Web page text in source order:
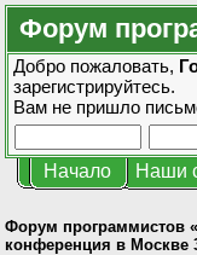
Форум
Добро пожаловать,
зарегистрируйтесь.
Вам не пришло
Начало Наши
Форум программистов
конференция в Москве